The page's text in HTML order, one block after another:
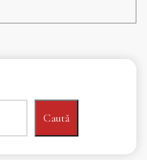
Caută